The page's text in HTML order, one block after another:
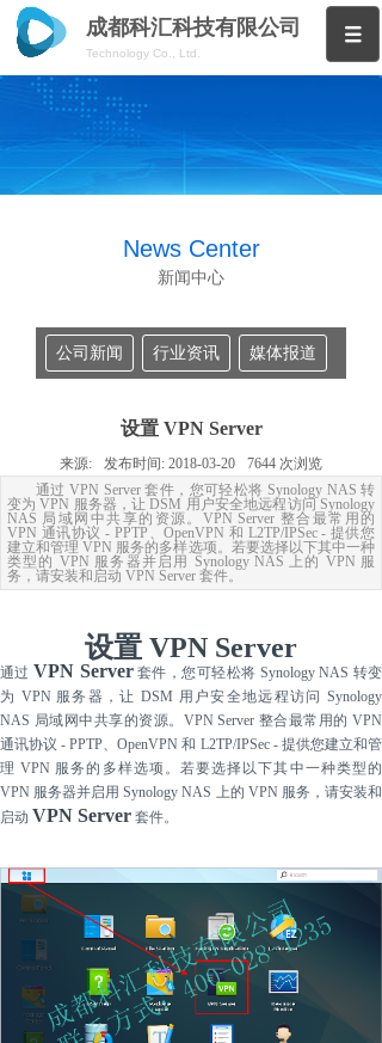
成都科汇科技有限公司
Technology Co., Ltd.
News Center
新闻中心
公司新闻 行业资讯 媒体报道
设置 VPN Server
来源: 发布时间: 2018-03-20 7644 次浏览
通过 VPN Server 套件，您可轻松将 Synology NAS 转
变为 VPN 服务器，让 DSM 用户安全地远程访问 Synology
NAS 局域网中共享的资源。VPN Server 整合最常用的
VPN 通讯协议 - PPTP、OpenVPN 和 L2TP/IPSec - 提供您
建立和管理 VPN 服务的多样选项。若要选择以下其中一种
类型的 VPN 服务器并启用 Synology NAS 上的 VPN 服
务，请安装和启动 VPN Server 套件。
设置 VPN Server
通过 VPN Server套件，您可轻松将 Synology NAS 转变
为 VPN 服务器，让 DSM 用户安全地远程访问 Synology
NAS 局域网中共享的资源。VPN Server 整合最常用的 VPN
通讯协议 - PPTP、OpenVPN 和 L2TP/IPSec - 提供您建立和管
理 VPN 服务的多样选项。若要选择以下其中一种类型的
VPN 服务器并启用 Synology NAS 上的 VPN 服务，请安装和
启动 VPN Server 套件。